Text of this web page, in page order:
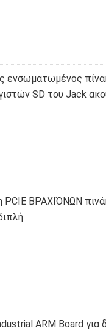
ενσωματωμένος
SD του Jack
ΒΡΑΧΙΌΝΩΝ
ARM Board για